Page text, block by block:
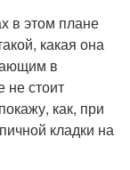
в этом плане
какая она
в
не стоит
как, при
кладки на